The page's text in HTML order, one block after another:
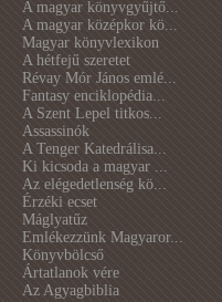
A magyar könyvgyűjtő...
A magyar középkor kö...
Magyar könyvlexikon
A hétfejű szeretet
Révay Mór János emlé...
Fantasy enciklopédia...
A Szent Lepel titkos...
Assassinók
A Tenger Katedrálisa...
Ki kicsoda a magyar ...
Az elégedetlenség kö...
Érzéki ecset
Máglyatűz
Emlékezzünk Magyaror...
Könyvbölcső
Ártatlanok vére
Az Agyagbiblia